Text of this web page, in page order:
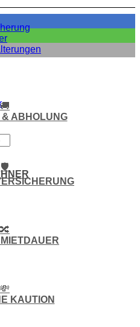
🚚
& ABHOLUNG
🛡️
🔀
💸
KAUTION